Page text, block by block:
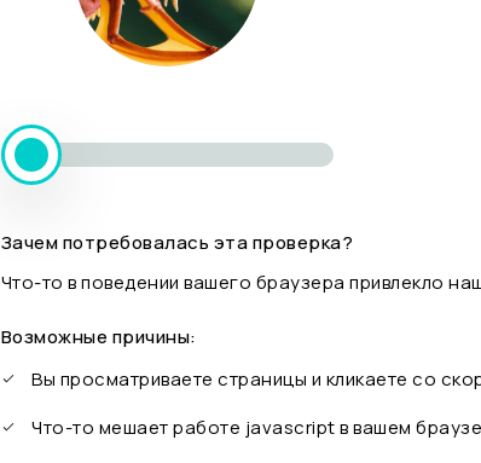
Зачем потребовалась эта проверка?
Что-то в поведении вашего браузера привлекло
Возможные причины:
Вы просматриваете страницы и кликаете со
Что-то мешает работе javascript в вашем